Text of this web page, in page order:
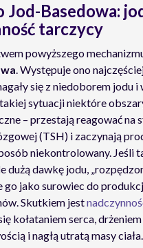
Jod-Basedowa:
tarczycy
powyższego
. Występuje ono
się z niedoborem jodu i
sytuacji niektóre
– przestają reagować na
(TSH) i zaczynają
niekontrolowany. Jeśli
dużą dawkę jodu,
jako surowiec do
Skutkiem jest
kołataniem serca,
i nagłą utratą masy ciała.